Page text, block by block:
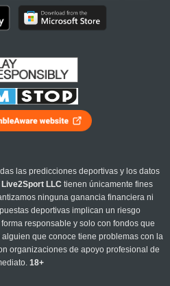
las predicciones deportivas y los datos
Live2Sport LLC tienen únicamente fines
ninguna ganancia financiera ni
deportivas implican un riesgo
responsable y solo con fondos que
que conoce tiene problemas con la
organizaciones de apoyo profesional de
18+